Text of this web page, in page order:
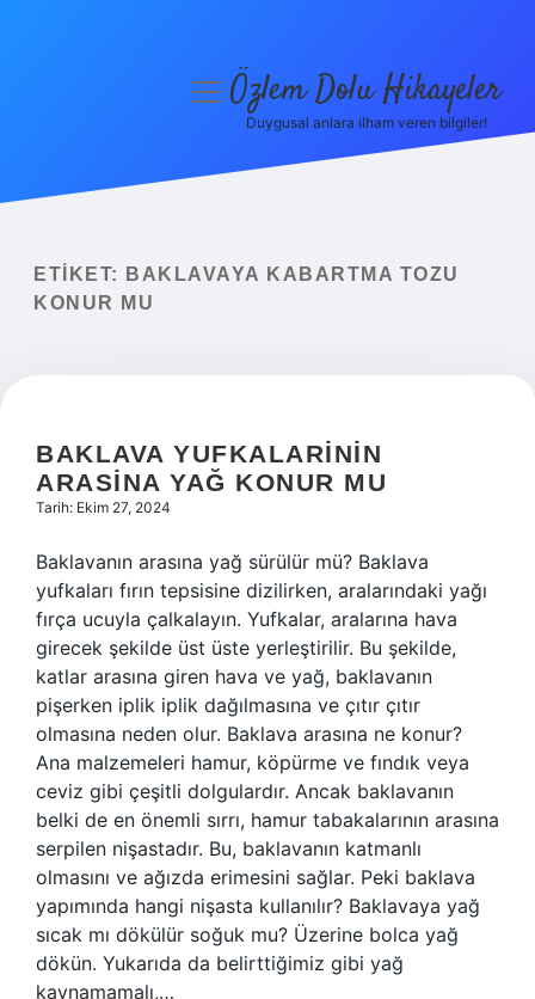
Yasal Uyarı
menüyüÖzlem Dolu Hikayeler
Duygusal anlara ilham veren bilgiler!
ETIKET:
BAKLAVAYA KABARTMA TOZU
KONUR MU
BAKLAVA YUFKALARININ
ARASINA YAĞ KONUR MU
Tarih: Ekim 27, 2024
Baklavanın arasına yağ sürülür mü? Baklava
yufkaları fırın tepsisine dizilirken, aralarındaki yağı
fırça ucuyla çalkalayın. Yufkalar, aralarına hava
girecek şekilde üst üste yerleştirilir. Bu şekilde,
katlar arasına giren hava ve yağ, baklavanın
pişerken iplik iplik dağılmasına ve çıtır çıtır
olmasına neden olur. Baklava arasına ne konur?
Ana malzemeleri hamur, köpürme ve fındık veya
ceviz gibi çeşitli dolgulardır. Ancak baklavanın
belki de en önemli sırrı, hamur tabakalarının arasına
serpilen nişastadır. Bu, baklavanın katmanlı
olmasını ve ağızda erimesini sağlar. Peki baklava
yapımında hangi nişasta kullanılır? Baklavaya yağ
sıcak mı dökülür soğuk mu? Üzerine bolca yağ
dökün. Yukarıda da belirttiğimiz gibi yağ
kaynamamalı,…